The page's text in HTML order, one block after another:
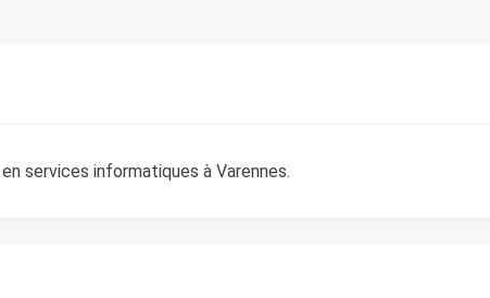
services informatiques à Varennes.